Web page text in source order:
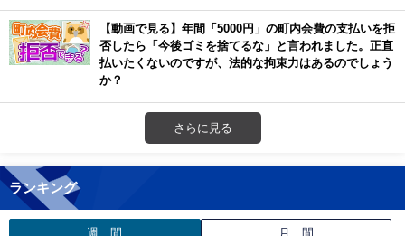
【動画で見る】年間「5000円」の町内会費の支払いを拒
否したら「今後ゴミを捨てるな」と言われました。正直
払いたくないのですが、法的な拘束力はあるのでしょう
か？
さらに見る
ランキング
週 間 月 間